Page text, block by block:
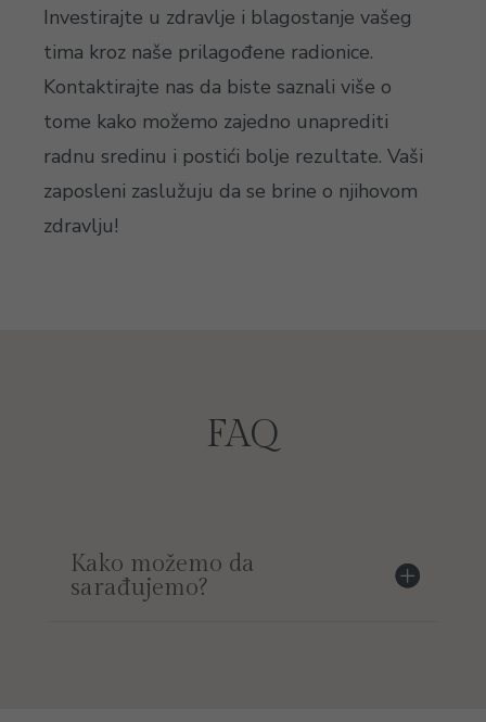
Investirajte u zdravlje i blagostanje vašeg
tima kroz naše prilagođene radionice.
Kontaktirajte nas da biste saznali više o
tome kako možemo zajedno unaprediti
radnu sredinu i postići bolje rezultate. Vaši
zaposleni zaslužuju da se brine o njihovom
zdravlju!
FAQ
Kako možemo da
sarađujemo?